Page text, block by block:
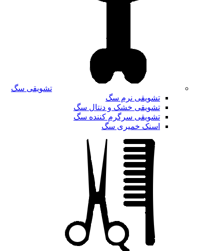
تشویقی سگ
تشویقی نرم سگ
تشویقی خشک و دنتال سگ
تشویقی سرگرم کننده سگ
اسنک خمیری سگ